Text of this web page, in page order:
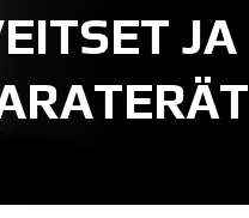
JA